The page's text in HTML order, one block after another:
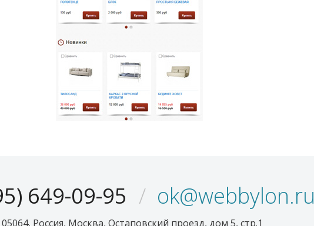
649-09-95 ok@webbylon.ru
Россия, Москва, Остаповский проезд, дом 5, стр.1